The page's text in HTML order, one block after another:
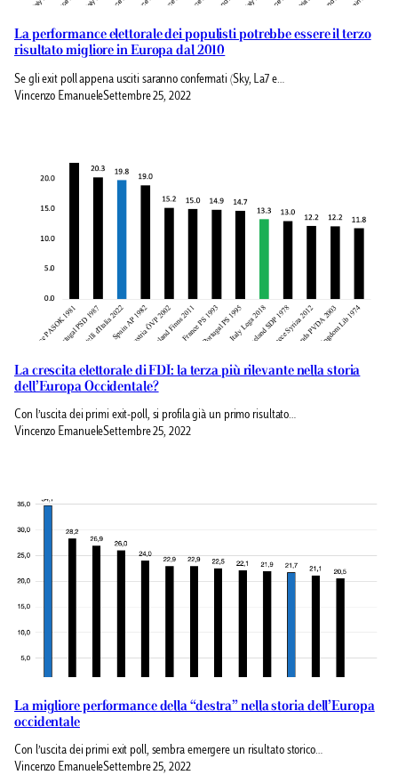
La performance elettorale dei populisti potrebbe essere il terzo
risultato migliore in Europa dal 2010
Se gli exit poll appena usciti saranno confermati (Sky, La7 e…
Vincenzo EmanueleSettembre 25, 2022
La crescita elettorale di FDI: la terza più rilevante nella storia
dell’Europa Occidentale?
Con l’uscita dei primi exit-poll, si profila già un primo risultato…
Vincenzo EmanueleSettembre 25, 2022
La migliore performance della “destra” nella storia dell’Europa
occidentale
Con l’uscita dei primi exit poll, sembra emergere un risultato storico…
Vincenzo EmanueleSettembre 25, 2022